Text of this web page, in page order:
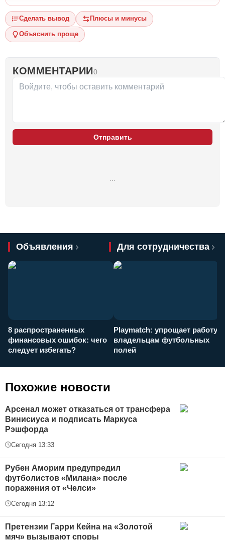
Сделать вывод Плюсы и минусы
Объяснить проще
КОММЕНТАРИИ0
Отправить
Объявления Для сотрудничества
8 распространенных
финансовых ошибок: чего
следует избегать?
Playmatch: упрощает работу
владельцам футбольных
полей
Похожие новости
Арсенал может отказаться от трансфера
Винисиуса и подписать Маркуса
Рэшфорда
Сегодня 13:33
Рубен Аморим предупредил
футболистов «Милана» после
поражения от «Челси»
Сегодня 13:12
Претензии Гарри Кейна на «Золотой
мяч» вызывают споры